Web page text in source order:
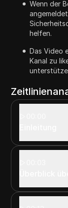
Wenn der
helfen.
Das Video
Kanal zu